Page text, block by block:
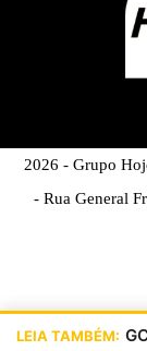
2026 - Grupo
- Rua General
LEIA TAMBÉM: